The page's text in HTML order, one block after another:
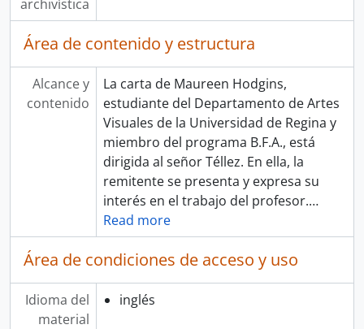
archivística
Área de contenido y estructura
Alcance y
contenido
La carta de Maureen Hodgins,
estudiante del Departamento de Artes
Visuales de la Universidad de Regina y
miembro del programa B.F.A., está
dirigida al señor Téllez. En ella, la
remitente se presenta y expresa su
interés en el trabajo del profesor.…
Read more
Área de condiciones de acceso y uso
Idioma del
material
inglés